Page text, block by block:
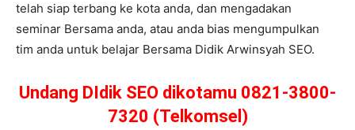
telah siap terbang ke kota anda, dan mengadakan
seminar Bersama anda, atau anda bias mengumpulkan
tim anda untuk belajar Bersama Didik Arwinsyah SEO.
Undang DIdik SEO dikotamu 0821-3800-
7320 (Telkomsel)